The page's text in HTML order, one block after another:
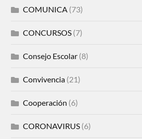
COMUNICA (73)
CONCURSOS (7)
Consejo Escolar (8)
Convivencia (21)
Cooperación (6)
CORONAVIRUS (6)